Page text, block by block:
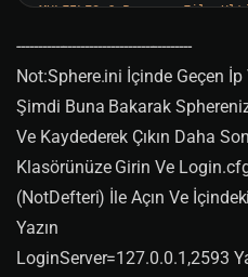
MULFILES=C:Program
LOG c:spherelogs //
LANG=English //
LIGHTDAY=0 // Gunduzleri
LIGHTNIGHT=19 // buda
DUNGEONLIGHT=19
//
seviyesi
-----------------------------------------
Not:Sphere.ini İçinde Geçen
Şimdi Buna Bakarak
Ve Kaydederek Çıkın Daha
Klasörünüze Girin Ve
(NotDefteri) İle Açın Ve
Yazın
LoginServer=127.0.0.1,2593